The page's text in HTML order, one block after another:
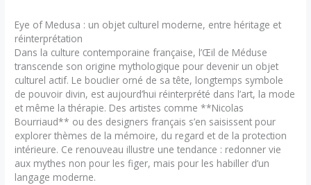
Eye of Medusa : un objet culturel moderne, entre héritage et
réinterprétation
Dans la culture contemporaine française, l’Œil de Méduse
transcende son origine mythologique pour devenir un objet
culturel actif. Le bouclier orné de sa tête, longtemps symbole
de pouvoir divin, est aujourd’hui réinterprété dans l’art, la mode
et même la thérapie. Des artistes comme **Nicolas
Bourriaud** ou des designers français s’en saisissent pour
explorer thèmes de la mémoire, du regard et de la protection
intérieure. Ce renouveau illustre une tendance : redonner vie
aux mythes non pour les figer, mais pour les habiller d’un
langage moderne.